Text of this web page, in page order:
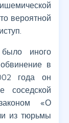
вероятной
иного
в
года он
соседской
«О
из тюрьмы